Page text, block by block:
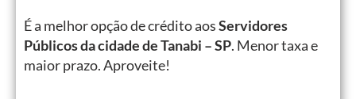
É a melhor opção de crédito aosServidores
Públicos da cidade de Tanabi – SP. Menor taxa e
maior prazo. Aproveite!